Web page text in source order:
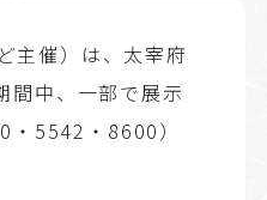
主催）は、太宰府
間中、一部で展示
・5542・8600）